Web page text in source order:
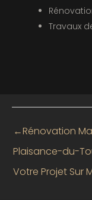
Travaux
←Rénovation
Plaisance-du-
Votre Projet Sur